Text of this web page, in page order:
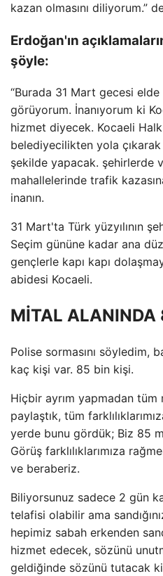
kazan olmasını diliyorum.”
Erdoğan'ın
şöyle:
“Burada 31 Mart gecesi
görüyorum. İnanıyorum ki
hizmet diyecek. Kocaeli
belediyecilikten yola
şekilde yapacak. şehirlerde
mahallelerinde trafik
inanın.
31 Mart'ta Türk yüzyılının
Seçim gününe kadar ana
gençlerle kapı kapı
abidesi Kocaeli.
MİTAL ALANINDA
Polise sormasını söyledim,
kaç kişi var. 85 bin kişi.
Hiçbir ayrım yapmadan
paylaştık, tüm
yerde bunu gördük; Biz 85
Görüş farklılıklarımıza
ve beraberiz.
Biliyorsunuz sadece 2 gün
telafisi olabilir ama
hepimiz sabah erkenden
hizmet edecek, sözünü
geldiğinde sözünü tutacak